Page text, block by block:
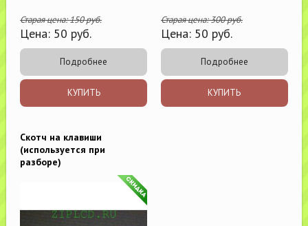
Старая цена:150руб.
Цена: 50 руб.
Подробнее
КУПИТЬ
Старая цена:300руб.
Цена: 50 руб.
Подробнее
КУПИТЬ
Скотч на клавиши
(используется при
разборе)